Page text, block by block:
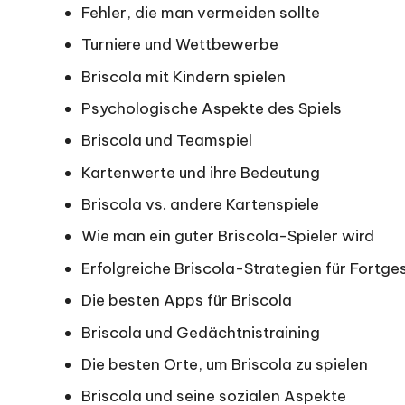
Fehler, die man vermeiden sollte
Turniere und Wettbewerbe
Briscola mit Kindern spielen
Psychologische Aspekte des Spiels
Briscola und Teamspiel
Kartenwerte und ihre Bedeutung
Briscola vs. andere Kartenspiele
Wie man ein guter Briscola-Spieler wird
Erfolgreiche Briscola-Strategien für
Die besten Apps für Briscola
Briscola und Gedächtnistraining
Die besten Orte, um Briscola zu spielen
Briscola und seine sozialen Aspekte